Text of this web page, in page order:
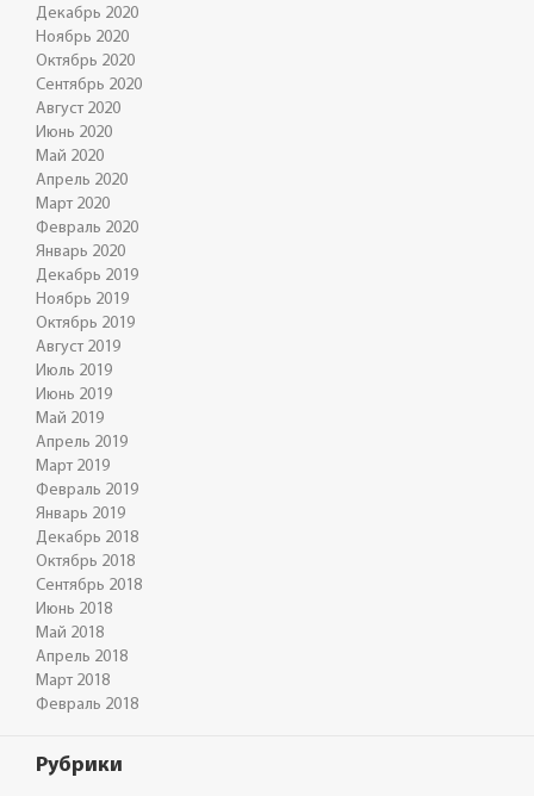
Декабрь 2020
Ноябрь 2020
Октябрь 2020
Сентябрь 2020
Август 2020
Июнь 2020
Май 2020
Апрель 2020
Март 2020
Февраль 2020
Январь 2020
Декабрь 2019
Ноябрь 2019
Октябрь 2019
Август 2019
Июль 2019
Июнь 2019
Май 2019
Апрель 2019
Март 2019
Февраль 2019
Январь 2019
Декабрь 2018
Октябрь 2018
Сентябрь 2018
Июнь 2018
Май 2018
Апрель 2018
Март 2018
Февраль 2018
Рубрики